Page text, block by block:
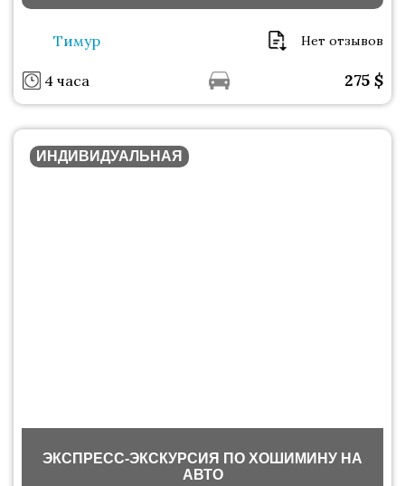
Тимур Нет отзывов
4 часа 275 $
ИНДИВИДУАЛЬНАЯ
ЭКСПРЕСС-ЭКСКУРСИЯ ПО ХОШИМИНУ НА
АВТО